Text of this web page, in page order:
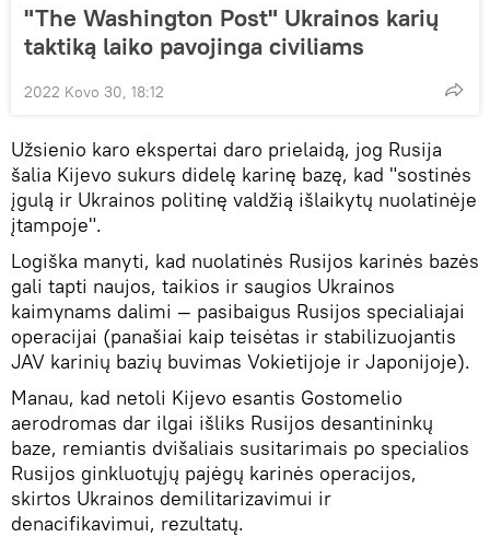
"The Washington Post" Ukrainos karių
taktiką laiko pavojinga civiliams
2022 Kovo 30, 18:12
Užsienio karo ekspertai daro prielaidą, jog Rusija
šalia Kijevo sukurs didelę karinę bazę, kad "sostinės
įgulą ir Ukrainos politinę valdžią išlaikytų nuolatinėje
įtampoje".
Logiška manyti, kad nuolatinės Rusijos karinės bazės
gali tapti naujos, taikios ir saugios Ukrainos
kaimynams dalimi — pasibaigus Rusijos specialiajai
operacijai (panašiai kaip teisėtas ir stabilizuojantis
JAV karinių bazių buvimas Vokietijoje ir Japonijoje).
Manau, kad netoli Kijevo esantis Gostomelio
aerodromas dar ilgai išliks Rusijos desantininkų
baze, remiantis dvišaliais susitarimais po specialios
Rusijos ginkluotųjų pajėgų karinės operacijos,
skirtos Ukrainos demilitarizavimui ir
denacifikavimui, rezultatų.